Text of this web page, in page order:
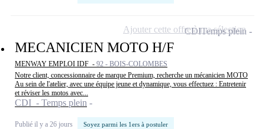
MECANICIEN MOTO H/F
MENWAY EMPLOI IDF - 92 - BOIS-COLOMBES
Notre client, concessionnaire de marque Premium, recherche un mécanicien MOTO
Au sein de l'atelier, avec une équipe jeune et dynamique, vous effectuez : Entretenir
et réviser les motos avec...
CDI - Temps plein
Publié il y a 26 jours Soyez parmi les 1ers à postuler
CDITemps plein
Ajouter cette offre à ma sélection